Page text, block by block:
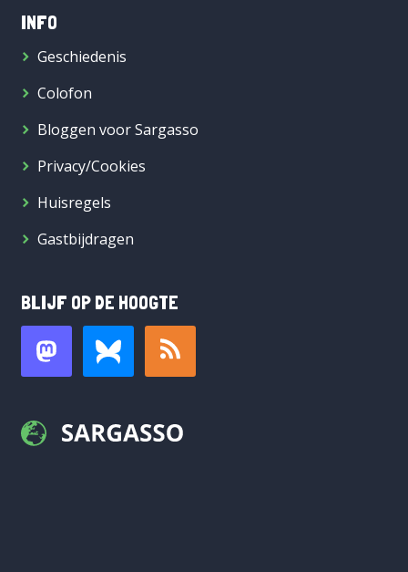
INFO
Geschiedenis
Colofon
Bloggen voor Sargasso
Privacy/Cookies
Huisregels
Gastbijdragen
BLIJF OP DE HOOGTE